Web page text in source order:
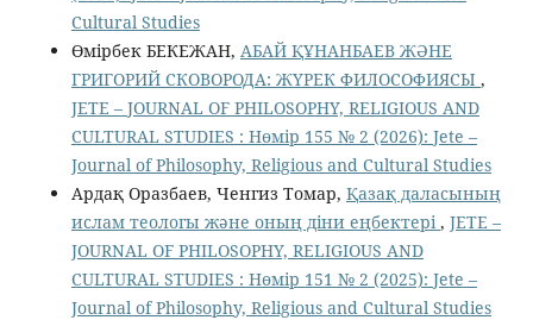
Cultural Studies
Өмірбек БЕКЕЖАН, АБАЙ ҚҰНАНБАЕВ ЖӘНЕ
ГРИГОРИЙ СКОВОРОДА: ЖҮРЕК ФИЛОСОФИЯСЫ ,
JETE – JОURNAL OF PHILOSOPHY, RELIGIOUS AND
CULTURAL STUDIES : Нөмір 155 № 2 (2026): Jete –
Jоurnal of Philosophy, Religious аnd Cultural Studies
Ардақ Оразбаев, Ченгиз Томар, Қазақ даласының
ислам теологы және оның діни еңбектері, JETE –
JОURNAL OF PHILOSOPHY, RELIGIOUS AND
CULTURAL STUDIES : Нөмір 151 № 2 (2025): Jete –
Jоurnal of Philosophy, Religious аnd Cultural Studies